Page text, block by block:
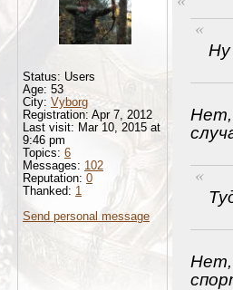
Ну
Нет,
Нет,
Status: Users
Age: 53
City: Vyborg
Registration: Apr 7, 2012
Last visit: Mar 10, 2015 at
9:46 pm
Topics: 6
Messages: 102
Reputation: 0
Thanked: 1
Send personal message